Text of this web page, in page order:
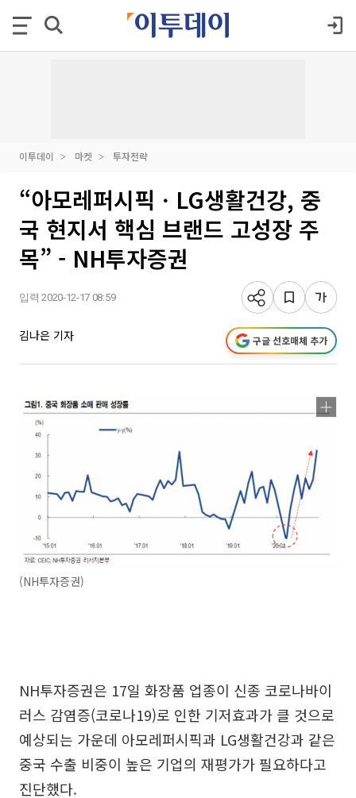
이투데이 마켓 투자전략
“아모레퍼시픽ㆍLG생활건강, 중
국 현지서 핵심 브랜드 고성장 주
목” - NH투자증권
입력 2020-12-17 08:59
김나은 기자 구글 선호매체 추가
(NH투자증권)
NH투자증권은 17일 화장품 업종이 신종 코로나바이
러스 감염증(코로나19)로 인한 기저효과가 클 것으로
예상되는 가운데 아모레퍼시픽과 LG생활건강과 같은
중국 수출 비중이 높은 기업의 재평가가 필요하다고
진단했다.